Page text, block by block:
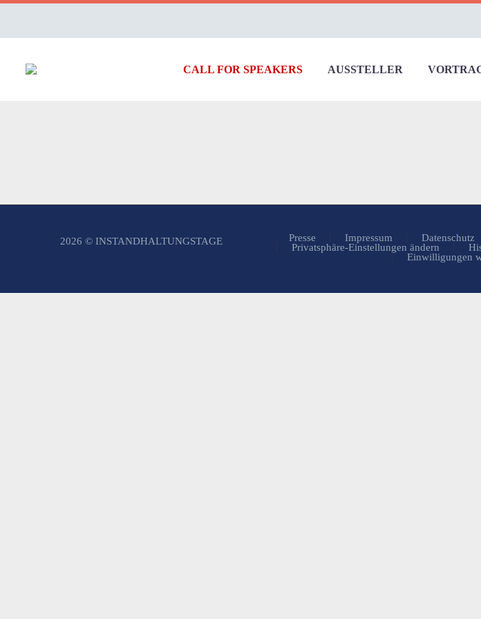
CALL FOR SPEAKERS AUSSTELLER
Presse Impressum Datenschutz
Privatsphäre-Einstellungen ändern
Einwilligungen
2026 © INSTANDHALTUNGSTAGE